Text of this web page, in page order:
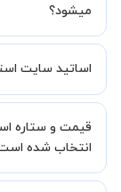
همچنین کلاس های
کلاس در یک مکان
انجام دهید.
میشود؟
اساتید سایت
در صورت رضایت از
دریافت میکند.
اساس رضایت
قیمت و ستاره
انتخاب شده